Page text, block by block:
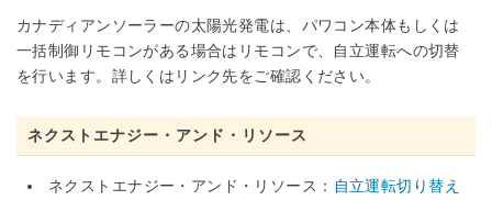
カナディアンソーラーの太陽光発電は、パワコン本体もしくは
一括制御リモコンがある場合はリモコンで、自立運転への切替
を行います。詳しくはリンク先をご確認ください。
ネクストエナジー・アンド・リソース
ネクストエナジー・アンド・リソース： 自立運転切り替え